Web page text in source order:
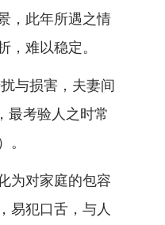
，此年所遇之情
难以稳定。
与损害，夫妻间
最考验人之时常
为对家庭的包容
易犯口舌，与人